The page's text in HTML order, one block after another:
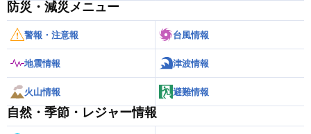
防災・減災メニュー
警報・注意報 台風情報
地震情報 津波情報
火山情報 避難情報
自然・季節・レジャー情報